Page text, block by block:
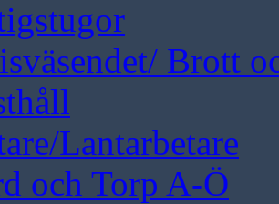
Brott
Lantarbetare
och Torp A-Ö